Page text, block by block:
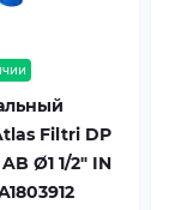
Filtri DP
Ø1 1/2" IN